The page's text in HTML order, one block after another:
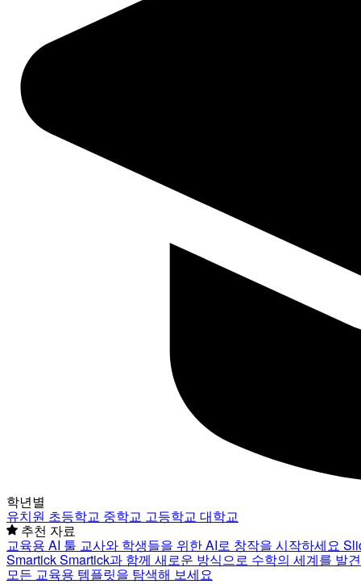
학년별
유치원 초등학교 중학교 고등학교 대학교
추천 자료
교육용 AI 툴 교사와 학생들을 위한 AI로 창작을 시작하세요
SmartickSmartick과 함께 새로운 방식으로 수학의 세계를 발
모든 교육용 템플릿을 탐색해 보세요